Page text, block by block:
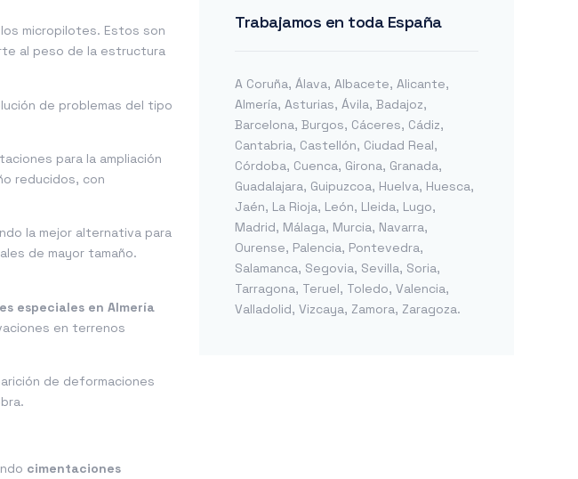
micropilotes. Estos son
al peso de la estructura
de problemas del tipo
para la ampliación
reducidos, con
la mejor alternativa para
de mayor tamaño.
especiales en Almería
en terrenos
de deformaciones
cimentaciones
Trabajamos en toda España
A Coruña, Álava, Albacete, Alicante,
Almería, Asturias, Ávila, Badajoz,
Barcelona, Burgos, Cáceres, Cádiz,
Cantabria, Castellón, Ciudad Real,
Córdoba, Cuenca, Girona, Granada,
Guadalajara, Guipuzcoa, Huelva, Huesca,
Jaén, La Rioja, León, Lleida, Lugo,
Madrid, Málaga, Murcia, Navarra,
Ourense, Palencia, Pontevedra,
Salamanca, Segovia, Sevilla, Soria,
Tarragona, Teruel, Toledo, Valencia,
Valladolid, Vizcaya, Zamora, Zaragoza.